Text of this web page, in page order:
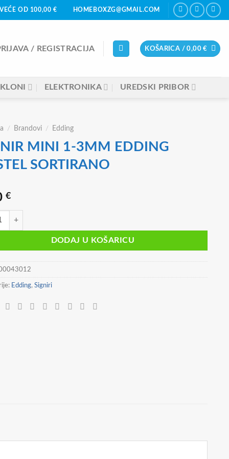
OD 100,00 € HOMEBOXZG@GMAIL.COM
/ REGISTRACIJA KOŠARICA /0,00€
ELEKTRONIKA UREDSKI PRIBOR
/ Brandovi / Edding
MINI 1-3MM EDDING
SORTIRANO
€
MINI 1-3MM EDDING PASTEL SORTIRANO količina
DODAJ U KOŠARICU
Edding, Signiri